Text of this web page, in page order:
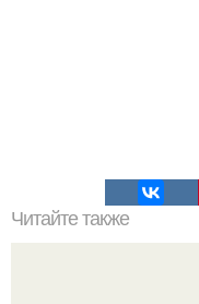
Читайте также